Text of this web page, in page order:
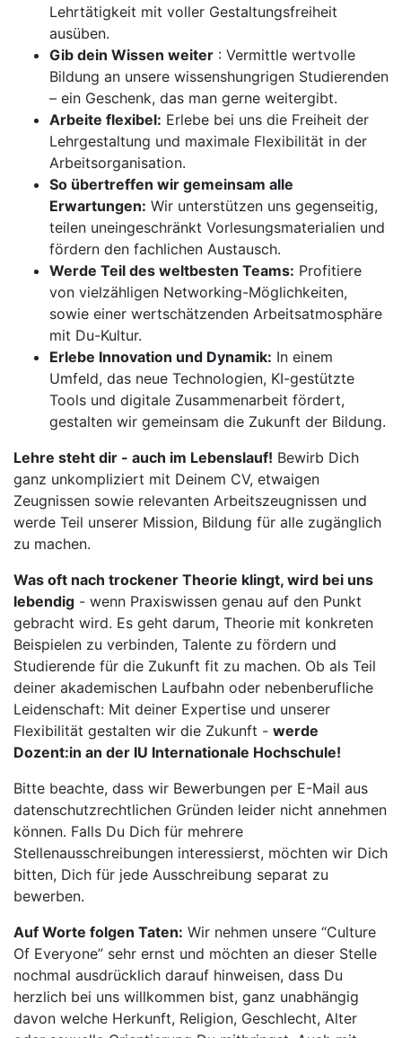
Lehrtätigkeit mit voller Gestaltungsfreiheit
ausüben.
Gib dein Wissen weiter : Vermittle wertvolle
Bildung an unsere wissenshungrigen Studierenden
– ein Geschenk, das man gerne weitergibt.
Arbeite flexibel: Erlebe bei uns die Freiheit der
Lehrgestaltung und maximale Flexibilität in der
Arbeitsorganisation.
So übertreffen wir gemeinsam alle
Erwartungen: Wir unterstützen uns gegenseitig,
teilen uneingeschränkt Vorlesungsmaterialien und
fördern den fachlichen Austausch.
Werde Teil des weltbesten Teams: Profitiere
von vielzähligen Networking-Möglichkeiten,
sowie einer wertschätzenden Arbeitsatmosphäre
mit Du-Kultur.
Erlebe Innovation und Dynamik: In einem
Umfeld, das neue Technologien, KI-gestützte
Tools und digitale Zusammenarbeit fördert,
gestalten wir gemeinsam die Zukunft der Bildung.
Lehre steht dir - auch im Lebenslauf! Bewirb Dich
ganz unkompliziert mit Deinem CV, etwaigen
Zeugnissen sowie relevanten Arbeitszeugnissen und
werde Teil unserer Mission, Bildung für alle zugänglich
zu machen.
Was oft nach trockener Theorie klingt, wird bei uns
lebendig - wenn Praxiswissen genau auf den Punkt
gebracht wird. Es geht darum, Theorie mit konkreten
Beispielen zu verbinden, Talente zu fördern und
Studierende für die Zukunft fit zu machen. Ob als Teil
deiner akademischen Laufbahn oder nebenberufliche
Leidenschaft: Mit deiner Expertise und unserer
Flexibilität gestalten wir die Zukunft - werde
Dozent:in an der IU Internationale Hochschule!
Bitte beachte, dass wir Bewerbungen per E-Mail aus
datenschutzrechtlichen Gründen leider nicht annehmen
können. Falls Du Dich für mehrere
Stellenausschreibungen interessierst, möchten wir Dich
bitten, Dich für jede Ausschreibung separat zu
bewerben.
Auf Worte folgen Taten: Wir nehmen unsere “Culture
Of Everyone” sehr ernst und möchten an dieser Stelle
nochmal ausdrücklich darauf hinweisen, dass Du
herzlich bei uns willkommen bist, ganz unabhängig
davon welche Herkunft, Religion, Geschlecht, Alter